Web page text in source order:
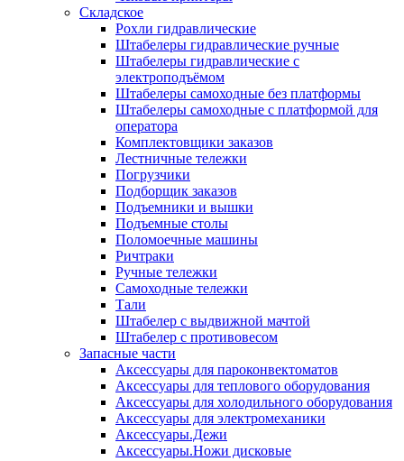
Складское
Рохли гидравлические
Штабелеры гидравлические ручные
Штабелеры гидравлические с
электроподъёмом
Штабелеры самоходные без платформы
Штабелеры самоходные с платформой для
оператора
Комплектовщики заказов
Лестничные тележки
Погрузчики
Подборщик заказов
Подъемники и вышки
Подъемные столы
Поломоечные машины
Ричтраки
Ручные тележки
Самоходные тележки
Тали
Штабелер с выдвижной мачтой
Штабелер с противовесом
Запасные части
Аксессуары для пароконвектоматов
Аксессуары для теплового оборудования
Аксессуары для холодильного оборудования
Аксессуары для электромеханики
Аксессуары.Дежи
Аксессуары.Ножи дисковые